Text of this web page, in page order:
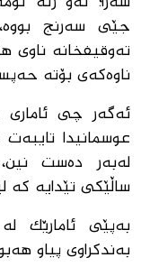
تەوقیفخانە ناوی
ناوەكەی بۆتە
ئەگەر چی ئاماری
عوسمانیدا
لەبەر دەست
ساڵێكی تێدایە كە
بەندكراوی پیاو